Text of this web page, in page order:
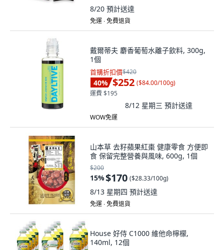
8/20 預計送達
免運 ∙ 免費退貨
戴爾蒂夫 麝香葡萄水離子飲料, 300g,
1個
首購折扣價$420
40% $252 ($84.00/100g)
運費 $195
8/12 星期三 預計送達
WOW免運
山本草 去籽蘋果紅棗 健康零食 方便即
食 保留完整營養與風味, 600g, 1個
$200
15%$170 ($28.33/100g)
8/13 星期四 預計送達
免運 ∙ 免費退貨
House 好侍 C1000 維他命檸檬,
140ml, 12個